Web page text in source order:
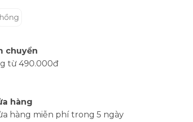
hồng
chuyển
từ 490.000đ
hàng
hàng miễn phí trong 5 ngày